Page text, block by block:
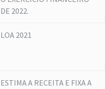
DE 2022.
LOA 2021
ESTIMA A RECEITA E FIXA A